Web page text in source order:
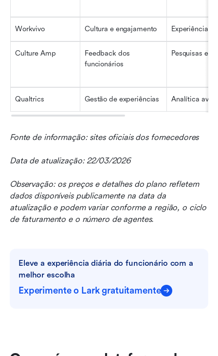
Workvivo Cultura e engajamento Experiência
Culture Amp
Feedback dos
funcionários
Pesquisas e
Qualtrics Gestão de experiências Analítica
Fonte de informação: sites oficiais dos fornecedores
Data de atualização: 22/03/2026
Observação: os preços e detalhes do plano refletem
dados disponíveis publicamente na data da
atualização e podem variar conforme a região, o ciclo
de faturamento e o número de agentes.
Eleve a experiência diária do funcionário com a
melhor escolha
Experimente o Lark gratuitamente